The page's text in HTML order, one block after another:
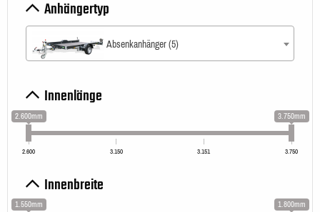
Anhängertyp
Absenkanhänger (5)
Innenlänge
2.600mm 3.750mm
2.600 3.150 3.151 3.750
Innenbreite
1.550mm 1.800mm